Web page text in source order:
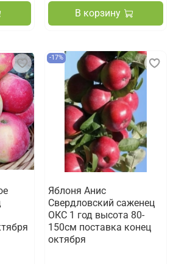
В корзину
-17%
Яблоня Анис
Свердловский саженец
ОКС 1 год высота 80-
150см поставка конец
октября